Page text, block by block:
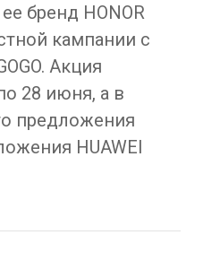
бренд HONOR
кампании с
Акция
28 июня, а в
предложения
HUAWEI